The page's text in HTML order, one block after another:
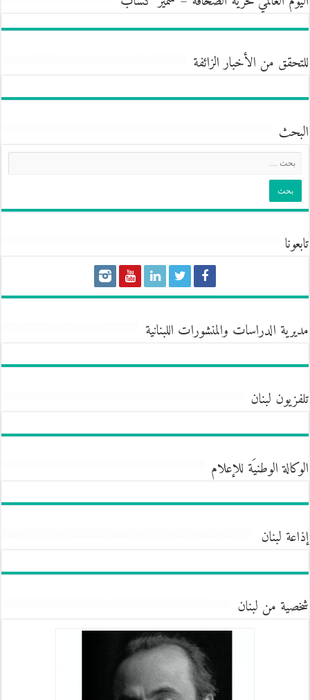
للتحقق من الأخبار الزائفة
البحث
تابعونا
مديرية الدراسات والمنشورات اللبنانية
تلفزيون لبنان
الوكالة الوطنيَة للإعلام
إذاعة لبنان
شخصية من لبنان